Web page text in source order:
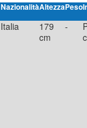
NazionalitàAltezzaPeso
Italia
179
cm
-